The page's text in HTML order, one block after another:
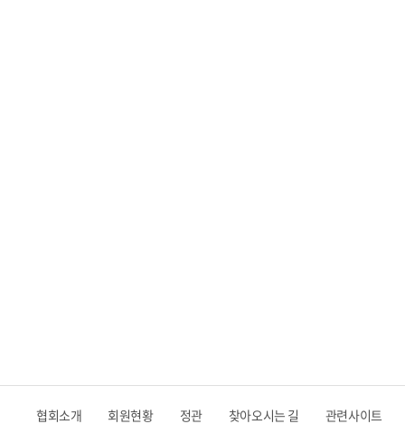
협회소개 회원현황 정관 찾아오시는 길 관련사이트